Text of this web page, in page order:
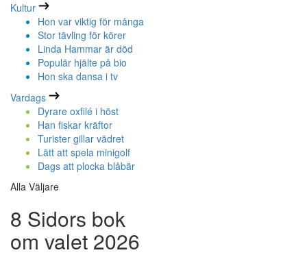
Kultur
Hon var viktig för många
Stor tävling för körer
Linda Hammar är död
Populär hjälte på bio
Hon ska dansa i tv
Vardags
Dyrare oxfilé i höst
Han fiskar kräftor
Turister gillar vädret
Lätt att spela minigolf
Dags att plocka blåbär
Alla Väljare
8 Sidors bok
om valet 2026